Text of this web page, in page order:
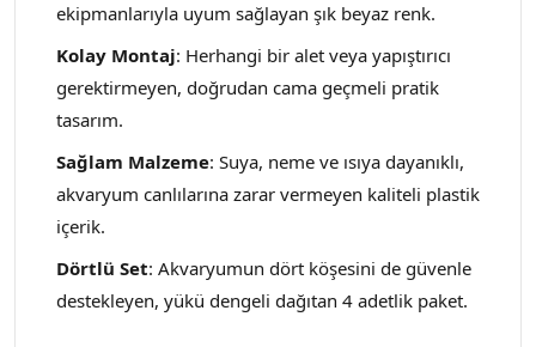
ekipmanlarıyla uyum sağlayan şık beyaz renk.
Kolay Montaj: Herhangi bir alet veya yapıştırıcı
gerektirmeyen, doğrudan cama geçmeli pratik
tasarım.
Sağlam Malzeme: Suya, neme ve ısıya dayanıklı,
akvaryum canlılarına zarar vermeyen kaliteli plastik
içerik.
Dörtlü Set: Akvaryumun dört köşesini de güvenle
destekleyen, yükü dengeli dağıtan 4 adetlik paket.